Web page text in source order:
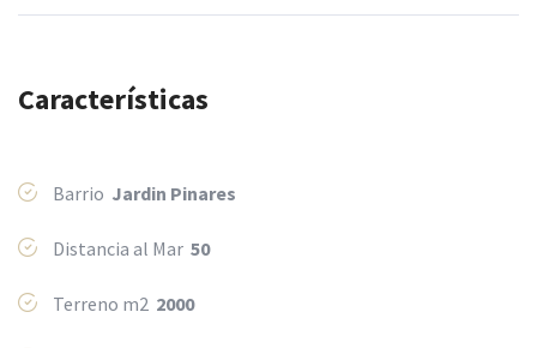
Características
Barrio Jardi­n Pinares
Distancia al Mar 50
Terreno m2 2000